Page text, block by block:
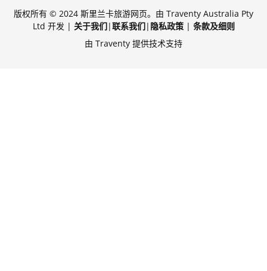
版权所有 © 2024 斯里兰卡旅游网页。由 Traventy Australia Pty
Ltd 开发 | 关于我们|联系我们| 隐私政策| 条款及细则
由 Traventy 提供技术支持